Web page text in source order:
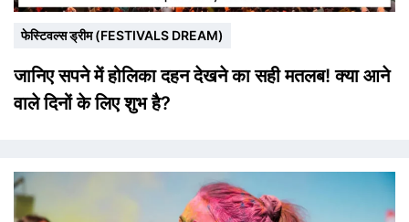
फेस्टिवल्स ड्रीम (FESTIVALS DREAM)
जानिए सपने में होलिका दहन देखने का सही मतलब! क्या आने
वाले दिनों के लिए शुभ है?